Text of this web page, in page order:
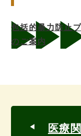
包括的暴力防止
のご案内
医療